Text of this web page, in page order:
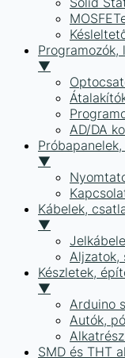
▼
AD/DA
▼
Kábelek,
▼
Aljzatok,
Készletek,
▼
Arduino
Autók,
SMD és THT